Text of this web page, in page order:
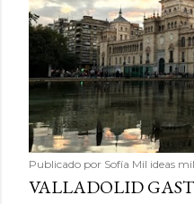
Publicado por Sofía Mil ideas
VALLADOLID